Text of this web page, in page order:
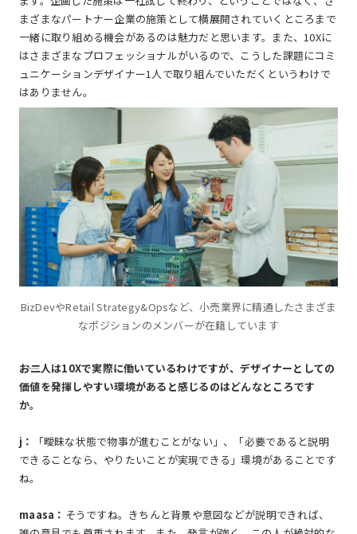
まざまなパートナー企業の施策として横展開されていくところまで
一緒に取り組める機会があるのは魅力だと思います。また、10Xに
はさまざまなプロフェッショナルがいるので、こうした課題にコミ
ュニケーションデザイナー1人で取り組んでいただくというわけで
はありません。
BizDevやRetail Strategy&Opsなど、小売業界に精通したさまざま
なポジションのメンバーが在籍しています
――お二人は10Xで実際に働いているわけですが、デザイナーとしての
価値を発揮しやすい環境があると感じるのはどんなところです
か。
j：
「曖昧な状態で物事が進むことがない」、「必要であると説明
できることなら、やりたいことが実現できる」環境があることです
ね。
maasa： そうですね。きちんと背景や意図などが説明できれば、